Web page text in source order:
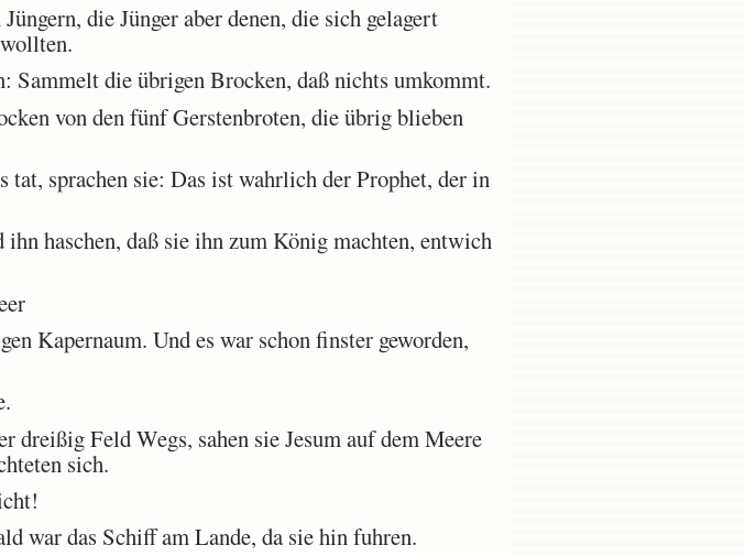
die Jünger aber denen, die sich gelagert
Sammelt die übrigen Brocken, daß nichts umkommt.
von den fünf Gerstenbroten, die übrig blieben
tat, sprachen sie: Das ist wahrlich der Prophet, der in
haschen, daß sie ihn zum König machten, entwich
Kapernaum. Und es war schon finster geworden,
dreißig Feld Wegs, sahen sie Jesum auf dem Meere
sich.
war das Schiff am Lande, da sie hin fuhren.